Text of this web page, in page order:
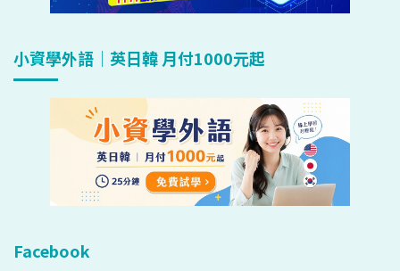
小資學外語｜英日韓 月付1000元起
Facebook